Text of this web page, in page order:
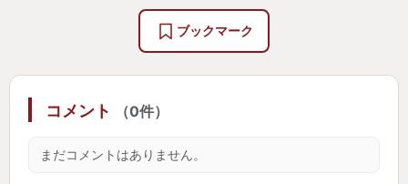
・オトモガルク、オトモアイルーがプレイヤーをサ
今まではオトモアイルーだけでしたが、今回からオ
トモガルクが実装されました。
ブックマーク
コメント （0件）
まだコメントはありません。